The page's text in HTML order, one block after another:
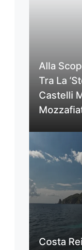
Alla
Tra La
Castelli
Costa